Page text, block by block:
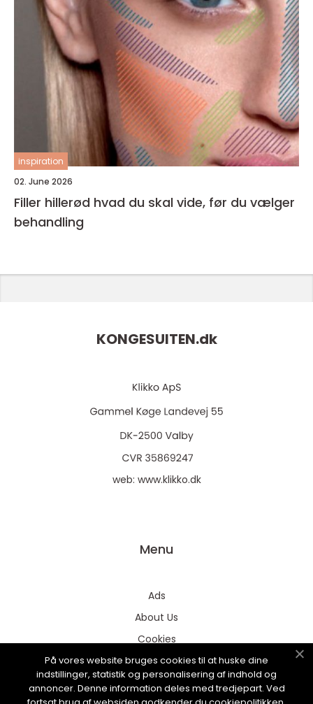
inspiration
02. June 2026
Filler hillerød hvad du skal vide, før du vælger
behandling
KONGESUITEN.dk
web: www.klikko.dk
Menu
Ads
About Us
Cookies
Contact
Sitemap
På vores website bruges cookies til at huske dine
indstillinger, statistik og personalisering af indhold og
annoncer. Denne information deles med tredjepart. Ved